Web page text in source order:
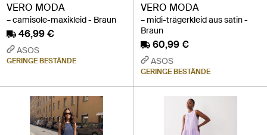
VERO MODA
– camisole-maxikleid - Braun
46,99 €
ASOS
GERINGE BESTÄNDE
VERO MODA
– midi-trägerkleid aus satin -
Braun
60,99 €
ASOS
GERINGE BESTÄNDE